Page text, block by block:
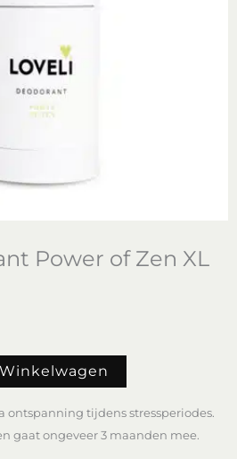
Power of Zen XL
ontspanning tijdens stressperiodes.
gaat ongeveer 3 maanden mee.